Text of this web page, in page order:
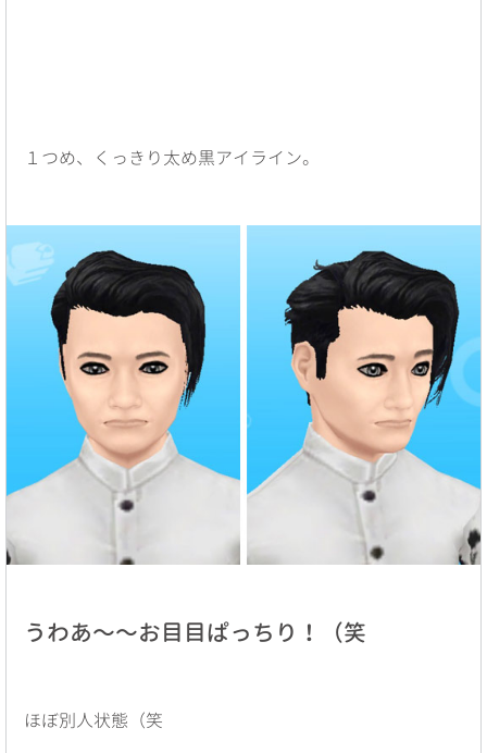
１つめ、くっきり太め黒アイライン。
うわあ〜〜お目目ぱっちり！（笑
ほぼ別人状態（笑